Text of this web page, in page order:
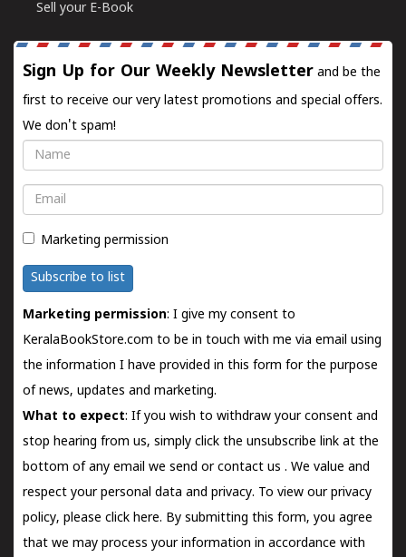
Sell your E-Book
Sign Up for Our Weekly Newsletter and be the
first to receive our very latest promotions and special offers.
We don't spam!
Name
Email
Marketing permission
Subscribe to list
Marketing permission: I give my consent to
KeralaBookStore.com to be in touch with me via email using
the information I have provided in this form for the purpose
of news, updates and marketing.
What to expect: If you wish to withdraw your consent and
stop hearing from us, simply click the unsubscribe link at the
bottom of any email we send orcontact us . We value and
respect your personal data and privacy. To view our privacy
policy, please click here. By submitting this form, you agree
that we may process your information in accordance with